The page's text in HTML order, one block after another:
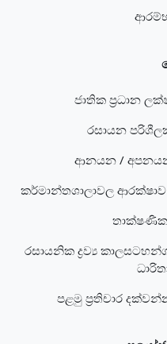
ජාතික ප්‍රධාන
රසායන
ආනයන /
කර්මාන්තශාලාවල
තාක්ෂණික
රසායනික ද්‍රව්‍ය
පළමු ප්‍රතිචාර